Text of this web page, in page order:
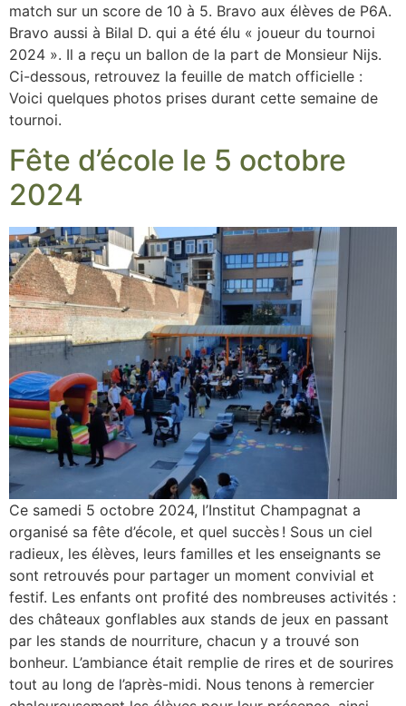
match sur un score de 10 à 5. Bravo aux élèves de P6A.
Bravo aussi à Bilal D. qui a été élu « joueur du tournoi
2024 ». Il a reçu un ballon de la part de Monsieur Nijs.
Ci-dessous, retrouvez la feuille de match officielle :
Voici quelques photos prises durant cette semaine de
tournoi.
Fête d’école le 5 octobre
2024
Ce samedi 5 octobre 2024, l’Institut Champagnat a
organisé sa fête d’école, et quel succès ! Sous un ciel
radieux, les élèves, leurs familles et les enseignants se
sont retrouvés pour partager un moment convivial et
festif. Les enfants ont profité des nombreuses activités :
des châteaux gonflables aux stands de jeux en passant
par les stands de nourriture, chacun y a trouvé son
bonheur. L’ambiance était remplie de rires et de sourires
tout au long de l’après-midi. Nous tenons à remercier